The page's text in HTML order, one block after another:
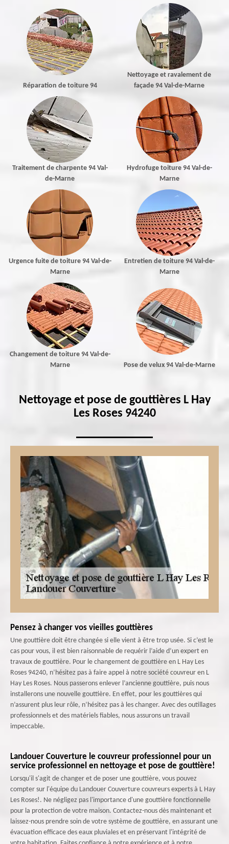
Réparation de toiture 94
Nettoyage et ravalement de
façade 94 Val-de-Marne
Traitement de charpente 94 Val-
de-Marne
Hydrofuge toiture 94 Val-de-
Marne
Urgence fuite de toiture 94 Val-de-
Marne
Entretien de toiture 94 Val-de-
Marne
Changement de toiture 94 Val-de-
Marne
Pose de velux 94 Val-de-Marne
Nettoyage et pose de gouttières L Hay
Les Roses 94240
Pensez à changer vos vieilles gouttières
Une gouttière doit être changée si elle vient à être trop usée. Si c’est le
cas pour vous, il est bien raisonnable de requérir l’aide d’un expert en
travaux de gouttière. Pour le changement de gouttière en L Hay Les
Roses 94240, n’hésitez pas à faire appel à notre société couvreur en L
Hay Les Roses. Nous passerons enlever l’ancienne gouttière, puis nous
installerons une nouvelle gouttière. En effet, pour les gouttières qui
n’assurent plus leur rôle, n’hésitez pas à les changer. Avec des outillages
professionnels et des matériels fiables, nous assurons un travail
impeccable.
Landouer Couverture le couvreur professionnel pour un
service professionnel en nettoyage et pose de gouttière!
Lorsqu'il s'agit de changer et de poser une gouttière, vous pouvez
compter sur l'équipe du Landouer Couverture couvreurs experts à L Hay
Les Roses!. Ne négligez pas l'importance d'une gouttière fonctionnelle
pour la protection de votre maison. Contactez-nous dès maintenant et
laissez-nous prendre soin de votre système de gouttière, en assurant une
évacuation efficace des eaux pluviales et en préservant l'intégrité de